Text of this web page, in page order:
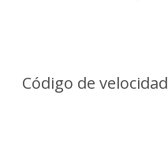
Código de velocidad